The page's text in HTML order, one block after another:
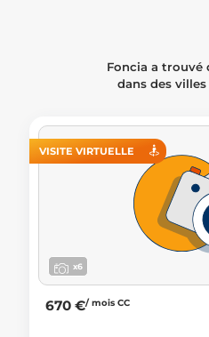
Foncia a trouvé
dans des
VISITE VIRTUELLE
x6
670 €/ mois CC